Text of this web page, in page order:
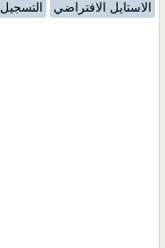
الاستايل الافتراضي
التسجيل